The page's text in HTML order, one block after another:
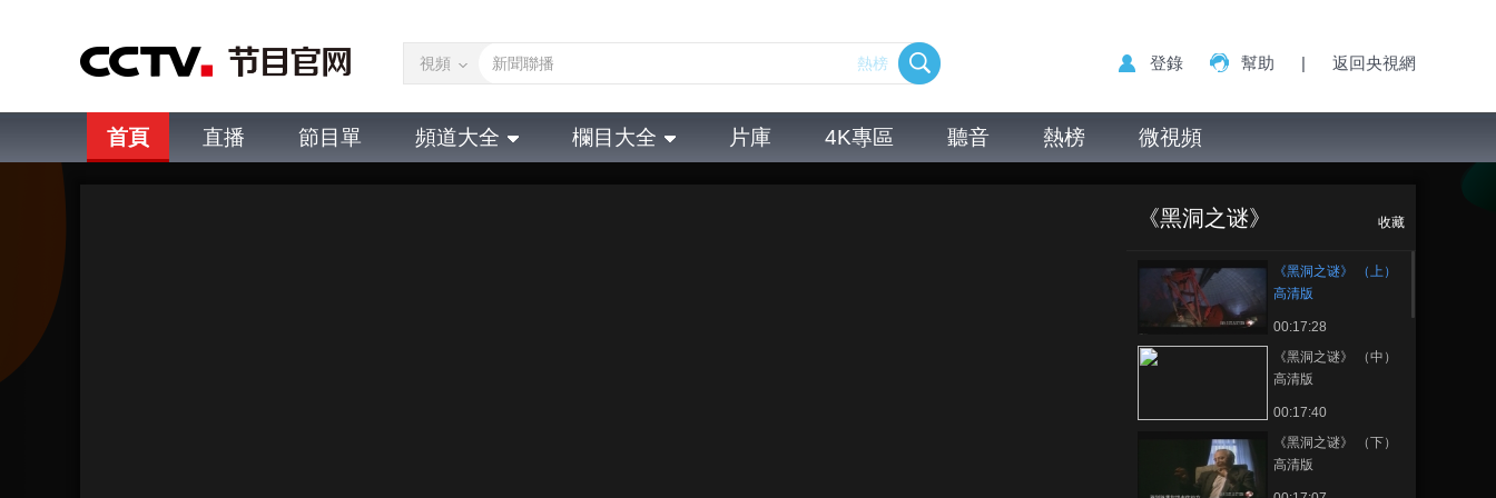
視頻 熱榜 登錄 幫助 | 返回央視網
首頁 直播 節目單 頻道大全 欄目大全 片庫 4K專區 聽音 熱榜 微視頻
《黑洞之谜》 收藏
《黑洞之谜》 （上）
高清版
00:17:28
《黑洞之谜》 （中）
高清版
00:17:40
《黑洞之谜》 （下）
高清版